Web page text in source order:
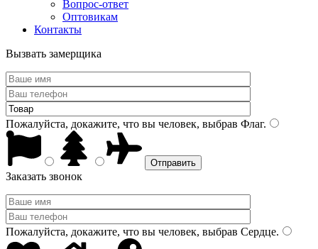
Вопрос-ответ
Оптовикам
Контакты
Вызвать замерщика
Пожалуйста, докажите, что вы человек, выбрав Флаг.
Заказать звонок
Пожалуйста, докажите, что вы человек, выбрав Сердце.